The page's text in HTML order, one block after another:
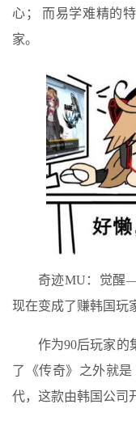
心； 而易学难精的
家。
奇迹MU：觉醒
现在变成了赚韩国玩
作为90后玩家的
了《传奇》之外就
代，这款由韩国公司